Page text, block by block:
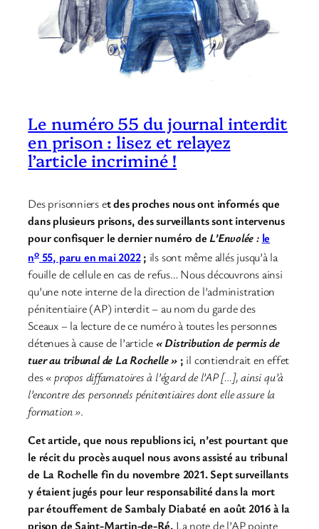
Le numéro 55 du journal interdit
en prison : lisez et relayez
l’article incriminé !
Des prisonniers et des proches nous ont informés que
dans plusieurs prisons, des surveillants sont intervenus
pour confisquer le dernier numéro de L’Envolée : le
no55, paru en mai 2022; ils sont même allés jusqu’à la
fouille de cellule en cas de refus… Nous découvrons ainsi
qu’une note interne de la direction de l’administration
pénitentiaire (AP) interdit – au nom du garde des
Sceaux – la lecture de ce numéro à toutes les personnes
détenues à cause de l’article« Distribution de permis de
tuer au tribunal de La Rochelle » ; il contiendrait en effet
des« propos diffamatoires à l’égard de l’AP […], ainsi qu’à
l’encontre des personnels pénitentiaires dont elle assure la
formation ».
Cet article, que nous republions ici, n’est pourtant que
le récit du procès auquel nous avons assisté au tribunal
de La Rochelle fin du novembre 2021. Sept surveillants
y étaient jugés pour leur responsabilité dans la mort
par étouffement de Sambaly Diabaté en août 2016 à la
prison de Saint-Martin-de-Ré.La note de l’AP pointe